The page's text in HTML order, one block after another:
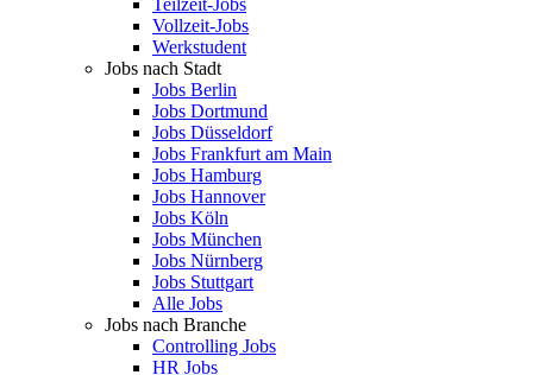
Teilzeit-Jobs
Vollzeit-Jobs
Werkstudent
Jobs nach Stadt
Jobs Berlin
Jobs Dortmund
Jobs Düsseldorf
Jobs Frankfurt am Main
Jobs Hamburg
Jobs Hannover
Jobs Köln
Jobs München
Jobs Nürnberg
Jobs Stuttgart
Alle Jobs
Jobs nach Branche
Controlling Jobs
HR Jobs